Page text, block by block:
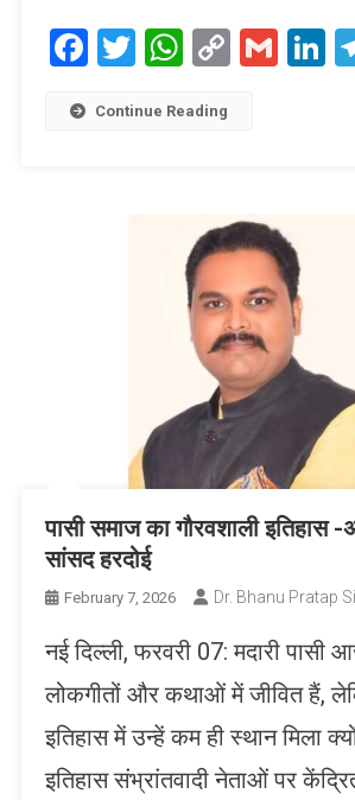
Facebook
Twitter
WhatsApp
Copy
Continue Reading
पासी समाज का गौरवशाली इतिहास -
सांसद हरदोई
February 7, 2026 Dr. Bhanu Pratap
नई दिल्ली, फरवरी 07: मदारी
लोकगीतों और कथाओं में जीवित हैं,
इतिहास में उन्हें कम ही स्थान मिला
इतिहास संभ्रांतवादी नेताओं पर